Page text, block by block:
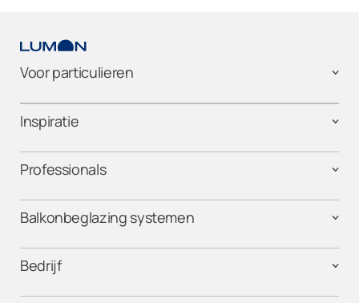
Voor particulieren
Inspiratie
Professionals
Balkonbeglazing systemen
Bedrijf